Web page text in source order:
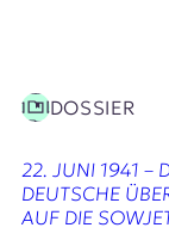
DOSSIER
22. JUNI 1941 –
DEUTSCHE
AUF DIE